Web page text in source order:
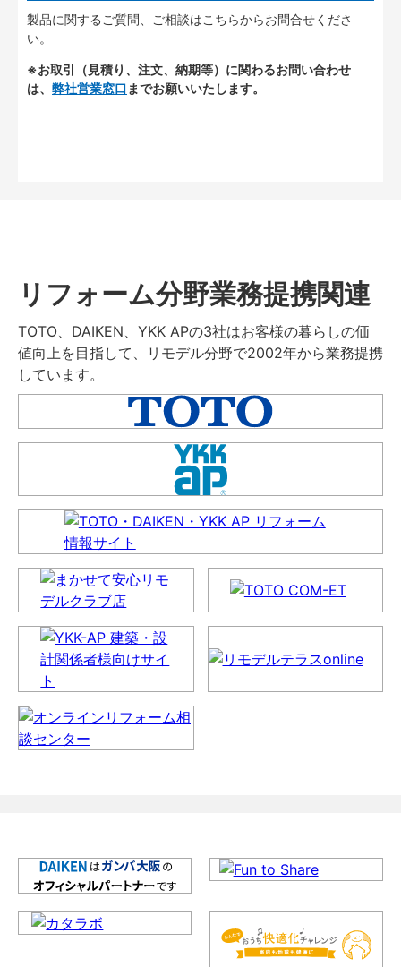
製品に関するご質問、ご相談はこちらからお問合せくださ
い。
※お取引（見積り、注文、納期等）に関わるお問い合わせ
は、 弊社営業窓口 までお願いいたします。
リフォーム分野業務提携関連
TOTO、DAIKEN、YKK APの3社はお客様の暮らしの価
値向上を目指して、リモデル分野で2002年から業務提携
しています。